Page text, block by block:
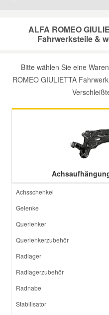
ALFA ROMEO
Fahrwerksteile &
Bitte wählen Sie eine
ROMEO GIULIETTA
Achsschenkel
Gelenke
Querlenker
Querlenkerzubehör
Radlager
Radlagerzubehör
Radnabe
Stabilisator
Mazda Ersatzteile
Mercedes Ersatzteile
Mini Ersatzteile
Nissan Ersatzteile
Porsche Ersatzteile
Seat Ersatzteile
Skoda Ersatzteile
Smart Ersatzteile